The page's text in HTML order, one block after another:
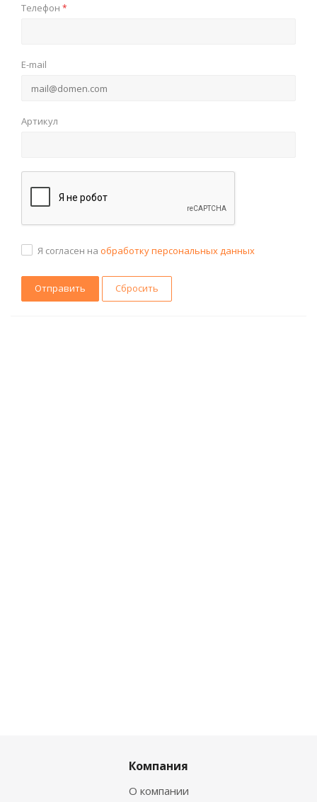
Телефон *
E-mail
Артикул
Я согласен на обработку персональных данных
Сбросить
Компания
О компании